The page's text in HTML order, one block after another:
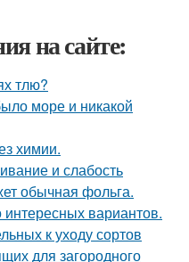
на сайте:
тлю?
море и никакой
химии.
и слабость
обычная фольга.
интересных вариантов.
к уходу сортов
для загородного